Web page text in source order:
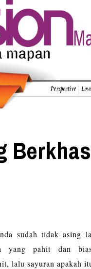
Perspective
sudah tidak asing
yang pahit dan
lalu sayuran apakah